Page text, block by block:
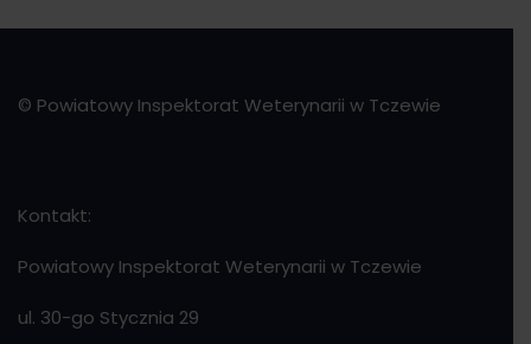
© Powiatowy Inspektorat Weterynarii w Tczewie
Kontakt:
Powiatowy Inspektorat Weterynarii w Tczewie
ul. 30-go Stycznia 29